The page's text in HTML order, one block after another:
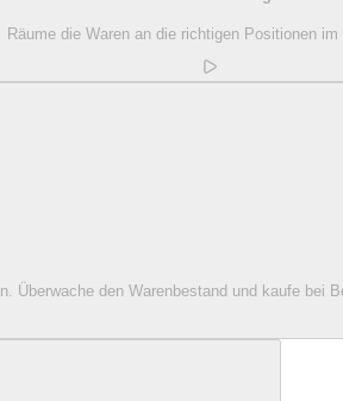
Räume die Waren an die richtigen Positionen im
den Warenbestand und kaufe bei